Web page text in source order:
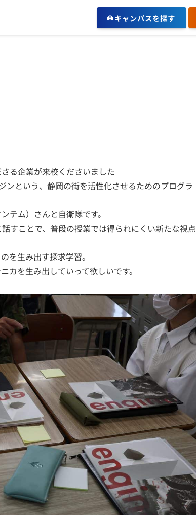
キャンパスを探す
る企業が来校くださいました
ンという、静岡の街を活性化させるためのプログラ
テム）さんと自衛隊です。
すことで、普段の授業では得られにくい新たな視点
を生み出す探求学習。
カを生み出していって欲しいです。